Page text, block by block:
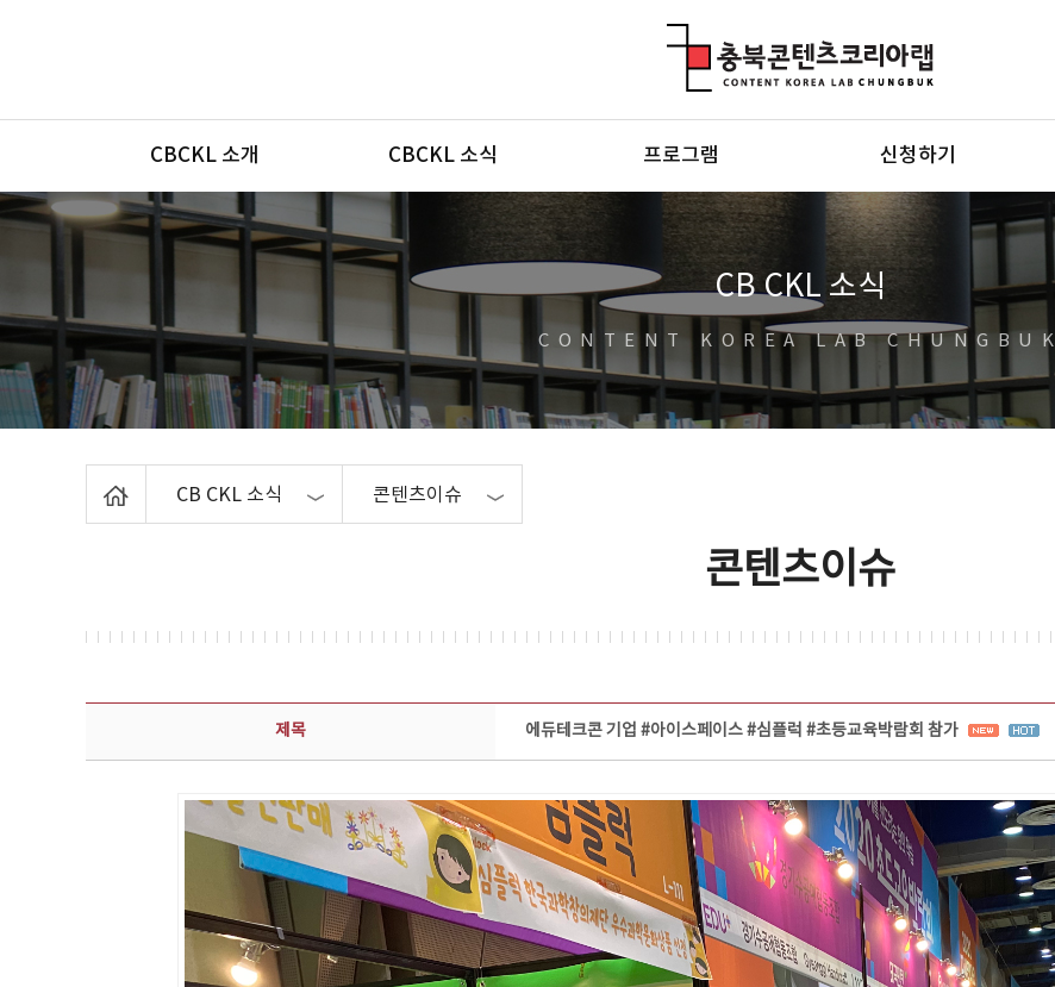
메뉴
CBCKL 소개 CBCKL 소식 프로그램 신청하기
CB CKL 소식
CONTENT KOREA LAB CHUNGBUK
CB CKL 소식 콘텐츠이슈
콘텐츠이슈
콘텐츠이슈 상세보기 - 제목, 담당부서, 담당자, 담당연락처, 내용, 첨부파일 정보 제공
제목 에듀테크콘 기업 #아이스페이스 #심플럭 #초등교육박람회 참가